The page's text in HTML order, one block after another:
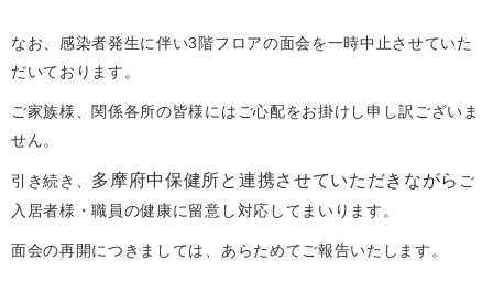
なお、感染者発生に伴い3階フロアの面会を一時中止させていた
だいております。
ご家族様、関係各所の皆様にはご心配をお掛けし申し訳ございま
せん。
引き続き、 多摩府中保健所と連携させていただきながら ご
入居者様・職員の健康に留意し対応してまいります。
面会の再開につきましては、あらためてご報告いたします。